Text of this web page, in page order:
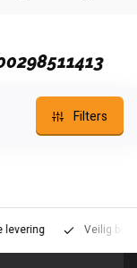
Filters
Veilig betalen